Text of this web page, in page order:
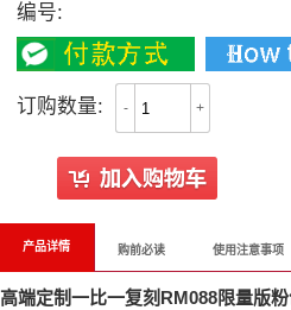
编号:
订购数量: - +
产品详情 购前必读 使用注意事项
高端定制一比一复刻RM088限量版